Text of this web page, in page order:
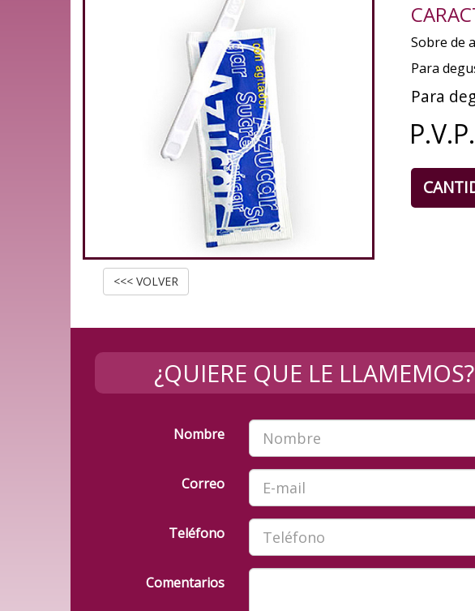
Sobre de
Para
Para
<<< VOLVER
¿QUIERE QUE LE LLAMEMOS?
Nombre
Correo
Teléfono
Comentarios